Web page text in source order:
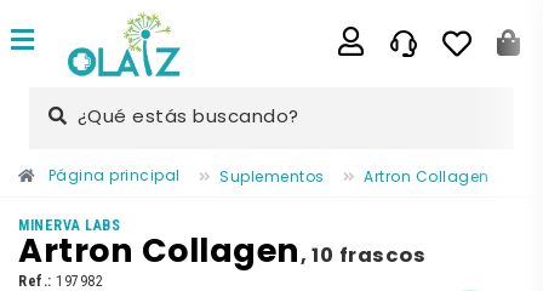
¿Qué estás buscando?
Página principal Suplementos Artron Collagen
MINERVA LABS
Artron Collagen,10 frascos
Ref.: 197982